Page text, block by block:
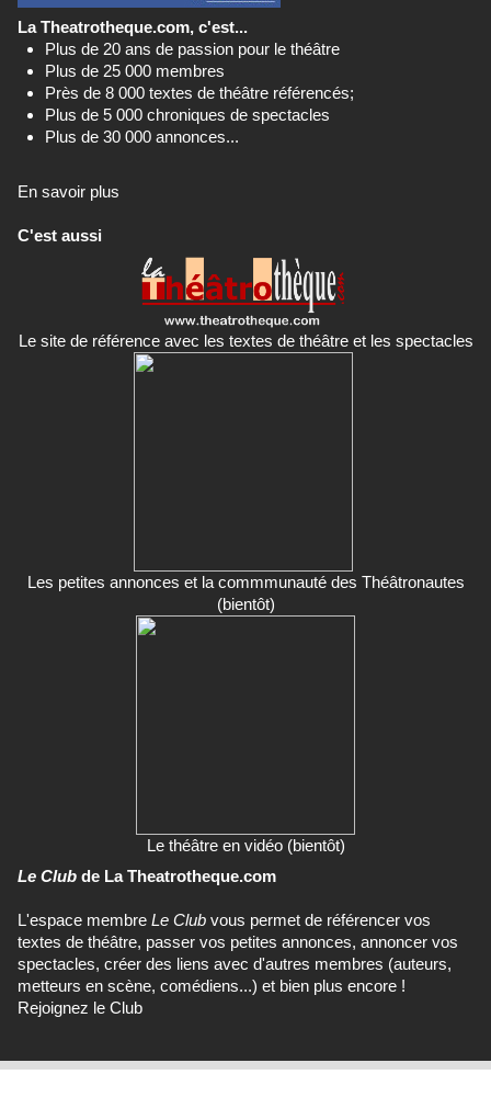
La Theatrotheque.com, c'est...
Plus de 20 ans de passion pour le théâtre
Plus de 25 000 membres
Près de 8 000 textes de théâtre référencés;
Plus de 5 000 chroniques de spectacles
Plus de 30 000 annonces...
En savoir plus
C'est aussi
Le site de référence avec les textes de théâtre et les spectacles
Les petites annonces et la commmunauté des Théâtronautes
(bientôt)
Le théâtre en vidéo (bientôt)
Le Club de La Theatrotheque.com
L'espace membre Le Club vous permet de référencer vos
textes de théâtre, passer vos petites annonces, annoncer vos
spectacles, créer des liens avec d'autres membres (auteurs,
metteurs en scène, comédiens...) et bien plus encore !
Rejoignez le Club